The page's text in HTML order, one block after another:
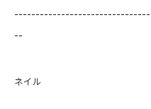
--
ネイル